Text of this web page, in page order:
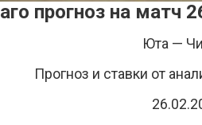
прогноз на матч
Юта —
Прогноз и ставки от